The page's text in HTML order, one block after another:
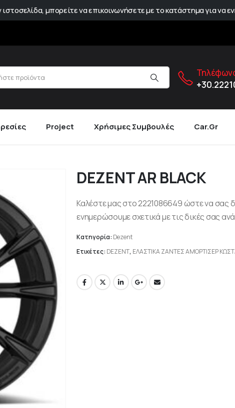
μπορείτε να επικοινωνήσετε με το κατάστημα για να
Project Χρήσιμες Συμβουλές Car.gr
DEZENT AR BLACK
Καλέστε μας στο 2221086649 ώστε να σας
ενημερώσουμε σχετικά με τις δικές σας
Κατηγορία: Dezent
Ετικέτες: DEZENT, ΕΛΑΣΤΙΚΑ ΖΑΝΤΕΣ ΑΜΟΡΤΙΣΕΡ